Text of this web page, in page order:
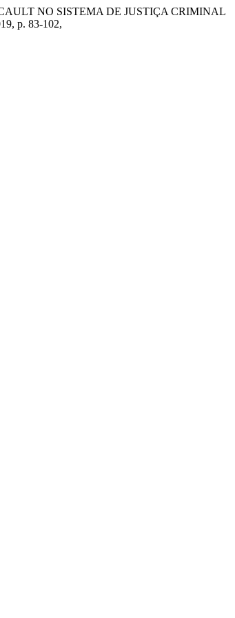
NO SISTEMA DE JUSTIÇA CRIMINAL
p. 83-102,